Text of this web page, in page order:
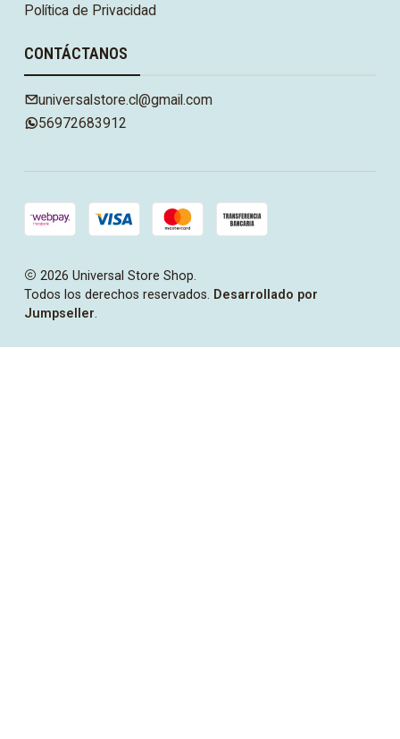
Política de Privacidad
CONTÁCTANOS
universalstore.cl@gmail.com
56972683912
2026 Universal Store Shop.
Todos los derechos reservados. Desarrollado por
Jumpseller.